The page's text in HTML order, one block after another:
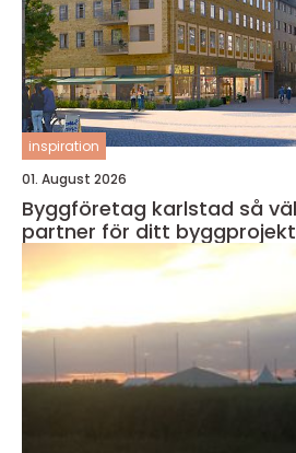
inspiration
01. August 2026
Byggföretag karlstad så väljer du rätt
partner för ditt byggprojekt